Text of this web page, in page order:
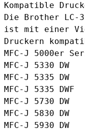
Kompatible
Die
Brother LC-
ist mit einer
Druckern
MFC-J 5000er
MFC-J 5330 DW
MFC-J 5335 DW
MFC-J 5335 DWF
MFC-J 5730 DW
MFC-J 5830 DW
MFC-J 5930 DW